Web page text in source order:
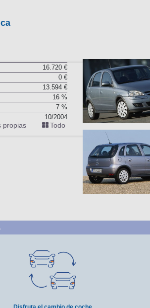
16.720 €
0 €
13.594 €
16 %
7 %
10/2004